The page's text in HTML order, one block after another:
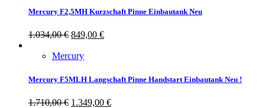
Mercury F2,5MH Kurzschaft Pinne Einbautank Neu
1.034,00€ 849,00 €
Mercury
Mercury F5MLH Langschaft Pinne Handstart Einbautank Neu !
1.710,00€ 1.349,00 €